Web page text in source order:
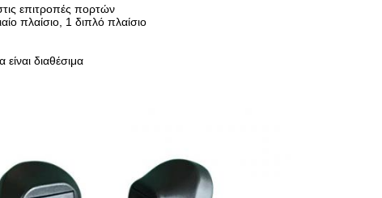
επιτροπές πορτών
πλαίσιο, 1 διπλό πλαίσιο
διαθέσιμα